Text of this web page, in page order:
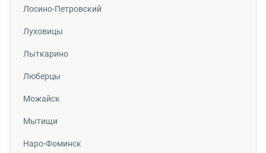
Лосино-Петровский
Луховицы
Лыткарино
Люберцы
Можайск
Мытищи
Наро-Фоминск